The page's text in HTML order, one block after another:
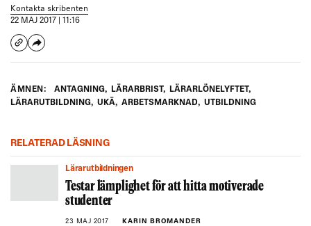
Kontakta skribenten
22 MAJ 2017 | 11:16
ÄMNEN: ANTAGNING, LÄRARBRIST, LÄRARLÖNELYFTET,
LÄRARUTBILDNING, UKÄ, ARBETSMARKNAD, UTBILDNING
RELATERAD LÄSNING
Lärarutbildningen
Testar lämplighet för att hitta motiverade
studenter
23 MAJ 2017 KARIN BROMANDER